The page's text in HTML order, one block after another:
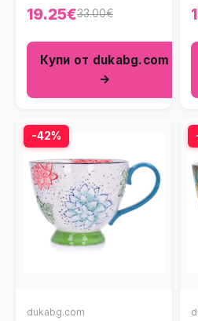
мл., сив
19.25€33.00€
Купи от dukabg.com
→
-42%
dukabg.com